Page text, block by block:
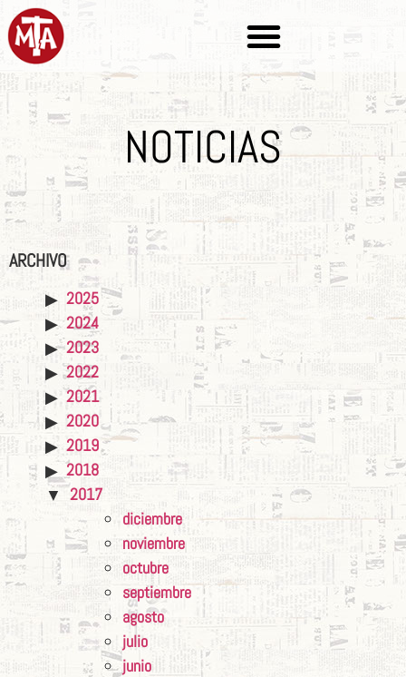
NOTICIAS
ARCHIVO
2025
2024
2023
2022
2021
2020
2019
2018
2017
diciembre
noviembre
octubre
septiembre
agosto
julio
junio